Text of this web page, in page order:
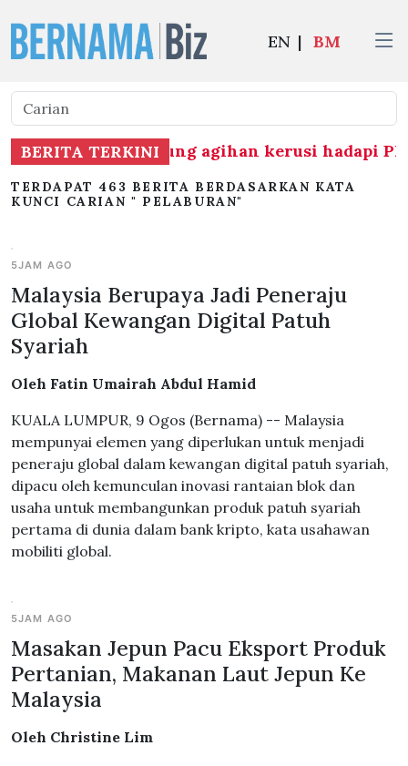
EN | BM
BERITA TERKINI
BN berhubung agihan kerusi hadapi
TERDAPAT 463 BERITA BERDASARKAN KATA
KUNCI CARIAN " PELABURAN"
5JAM AGO
Malaysia Berupaya Jadi Peneraju
Global Kewangan Digital Patuh
Syariah
Oleh Fatin Umairah Abdul Hamid
KUALA LUMPUR, 9 Ogos (Bernama) -- Malaysia
mempunyai elemen yang diperlukan untuk menjadi
peneraju global dalam kewangan digital patuh syariah,
dipacu oleh kemunculan inovasi rantaian blok dan
usaha untuk membangunkan produk patuh syariah
pertama di dunia dalam bank kripto, kata usahawan
mobiliti global.
5JAM AGO
Masakan Jepun Pacu Eksport Produk
Pertanian, Makanan Laut Jepun Ke
Malaysia
Oleh Christine Lim